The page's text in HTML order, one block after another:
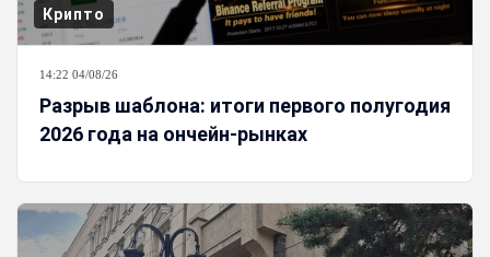
Крипто
14:22 04/08/26
Разрыв шаблона: итоги первого полугодия
2026 года на ончейн-рынках